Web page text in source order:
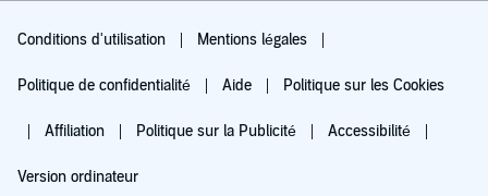
Conditions d'utilisation Mentions légales
Politique de confidentialité Aide Politique sur les Cookies
Affiliation Politique sur la Publicité Accessibilité
Version ordinateur